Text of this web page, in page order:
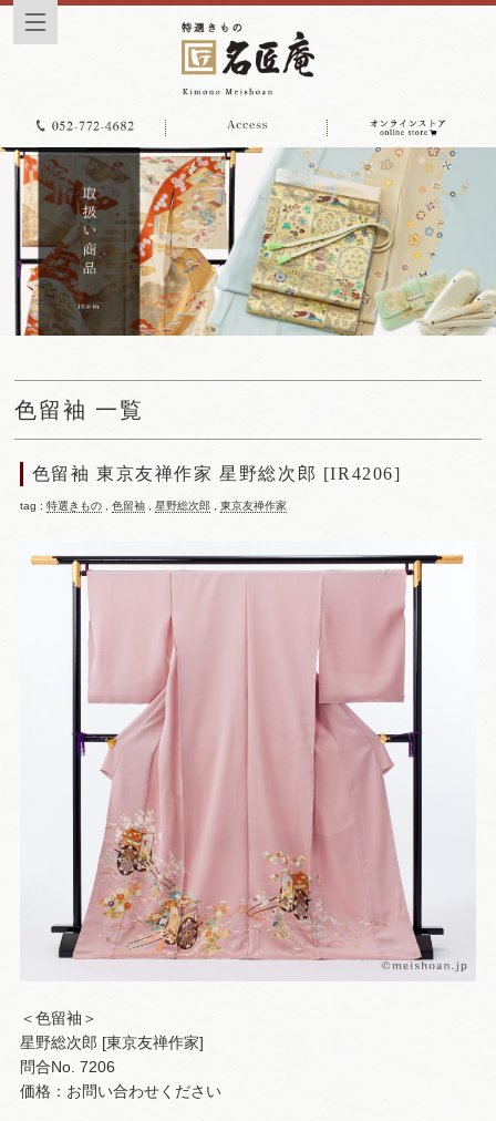
色留袖 一覧
色留袖 東京友禅作家 星野総次郎 [IR4206]
tag : 特選きもの, 色留袖, 星野総次郎, 東京友禅作家
＜色留袖＞
星野総次郎 [東京友禅作家]
問合No. 7206
価格：お問い合わせください